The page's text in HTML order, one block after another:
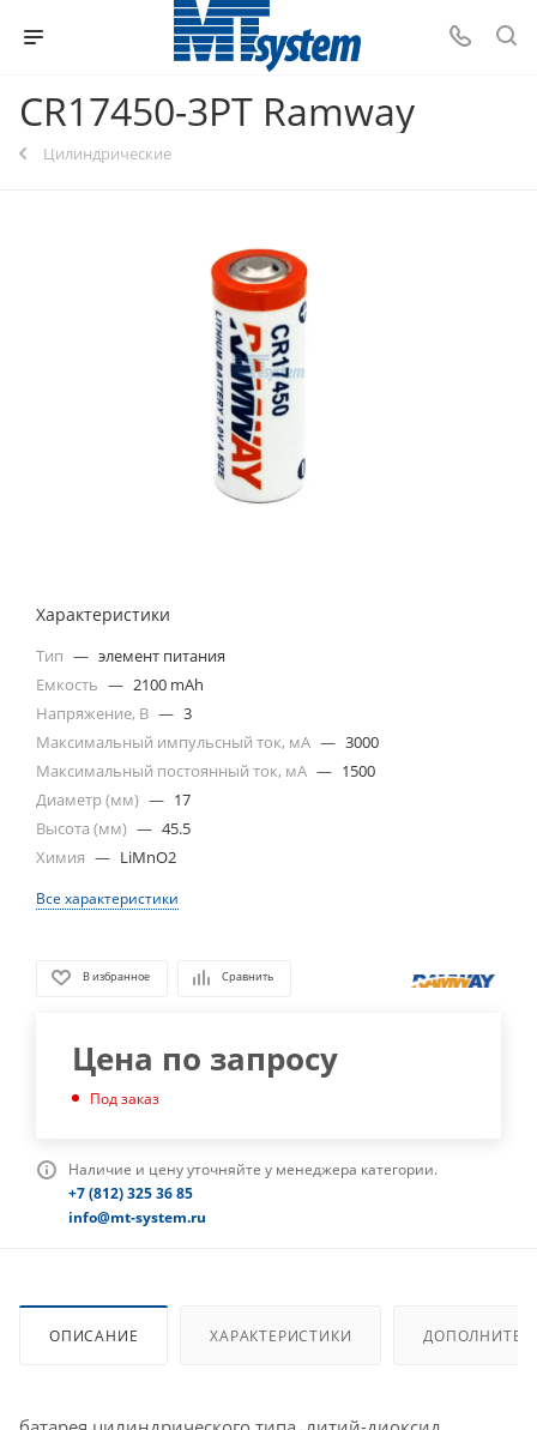
CR17450-3PT Ramway
Цилиндрические
Характеристики
Тип — элемент питания
Емкость — 2100 mAh
Напряжение, В — 3
Максимальный импульсный ток, мА — 3000
Максимальный постоянный ток, мА — 1500
Диаметр (мм) — 17
Высота (мм) — 45.5
Химия — LiMnO2
Все характеристики
В избранное Сравнить
Цена по запросу
Под заказ
Наличие и цену уточняйте у менеджера категории.
+7 (812) 325 36 85
info@mt-system.ru
ОПИСАНИЕ ХАРАКТЕРИСТИКИ